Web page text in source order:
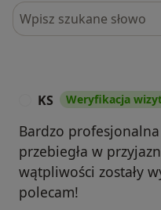
Szukaj w opiniach
KS Weryfikacja
Bardzo
przebiegła w
wątpliwości zostały
polecam!